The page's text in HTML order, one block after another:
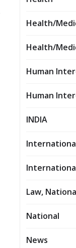
Health/
Health/
Human
Human
INDIA
Law,
National
News